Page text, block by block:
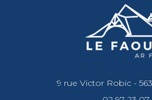
9 rue Victor Robic -